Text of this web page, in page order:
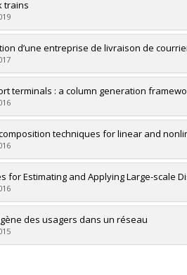
trains
d’une entreprise de livraison de
terminals : a column generation
techniques for linear and
for Estimating and Applying Large-scale
des usagers dans un réseau